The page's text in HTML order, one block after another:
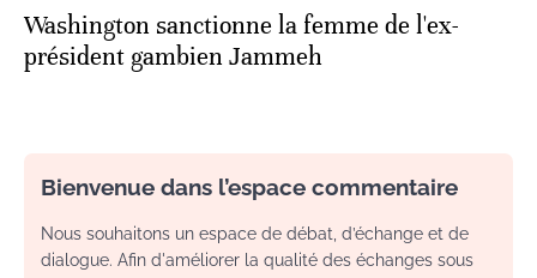
Washington sanctionne la femme de l'ex-
président gambien Jammeh
Bienvenue dans l’espace commentaire
Nous souhaitons un espace de débat, d’échange et de
dialogue. Afin d'améliorer la qualité des échanges sous